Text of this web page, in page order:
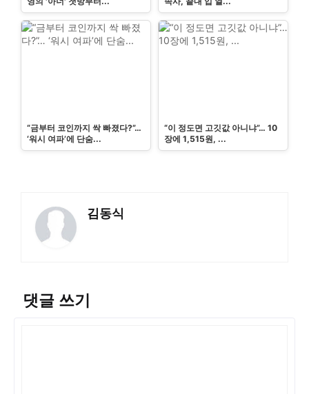
“금부터 코인까지 싹 빠졌다?”…
‘워시 여파’에 단숨...
“이 정도면 고깃값 아니냐”… 10
장에 1,515원, ...
김동식
댓글 쓰기